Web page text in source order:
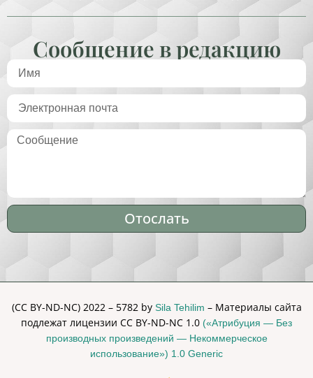
Сообщение в редакцию
Отослать
(CC BY-ND-NC) 2022 – 5782 by Sila Tehilim – Материалы сайта
подлежат лицензии CC BY-ND-NC 1.0 («Атрибуция — Без
производных произведений — Некоммерческое
использование») 1.0 Generic